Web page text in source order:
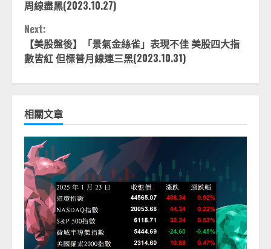
周線盡黑(2023.10.27)
Next:
【美股盤後】「景氣金絲雀」表現不佳 美股四大指
數皆紅 但標普月線連三黑(2023.10.31)
相關文章